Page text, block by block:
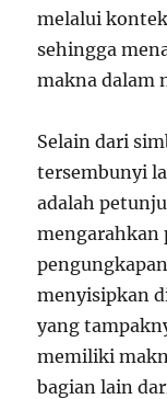
melalui
sehingga
makna dalam
Selain dari
tersembunyi
adalah
mengarahkan
menyisipkan
yang
memiliki
bagian lain